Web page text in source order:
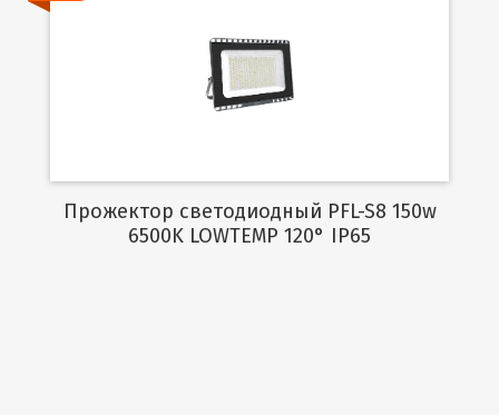
Подробнее
Прожектор светодиодный PFL-S8 150w
6500K LOWTEMP 120° IP65